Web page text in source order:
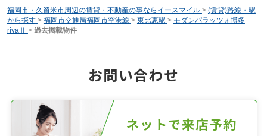
福岡市・久留米市周辺の賃貸・不動産の事ならイースマイル > (賃貸)路線・駅
から探す > 福岡市交通局福岡市空港線 > 東比恵駅 > モダンパラッツォ博多
rivaⅡ > 過去掲載物件
お問い合わせ
ネットで来店予約